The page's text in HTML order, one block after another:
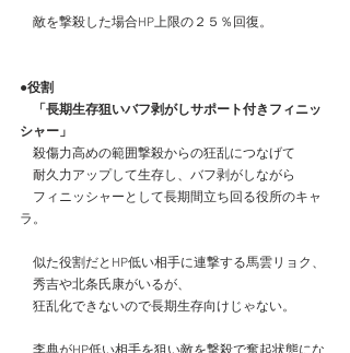
敵を撃殺した場合HP上限の２５％回復。
●役割
「長期生存狙いバフ剥がしサポート付きフィニッ
シャー」
殺傷力高めの範囲撃殺からの狂乱につなげて
耐久力アップして生存し、バフ剥がしながら
フィニッシャーとして長期間立ち回る役所のキャ
ラ。
似た役割だとHP低い相手に連撃する馬雲リョク、
秀吉や北条氏康がいるが、
狂乱化できないので長期生存向けじゃない。